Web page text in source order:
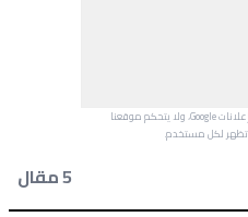
يتم عرض هذا الإعلان بواسطة إعلانات Google، ولا يتحكم موقعنا
تظهر لكل مستخدم.
5 مقال